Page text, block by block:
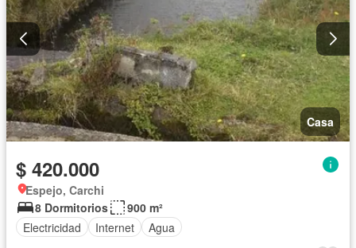
Casa
$ 420.000
Espejo, Carchi
8 Dormitorios
900 m²
Electricidad
Internet Agua